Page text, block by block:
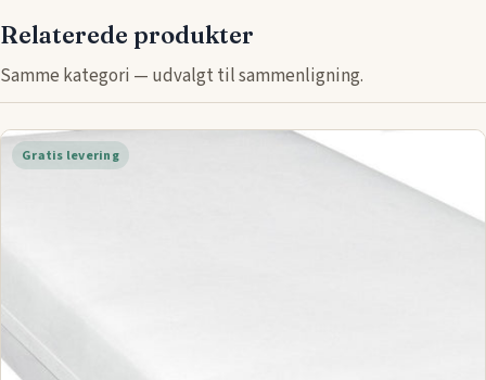
Relaterede produkter
Samme kategori — udvalgt til sammenligning.
Gratis levering